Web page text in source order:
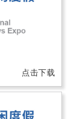
点击下载